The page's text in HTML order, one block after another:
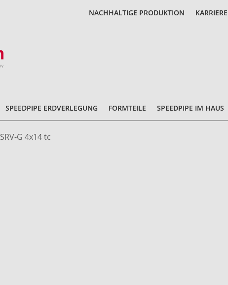
NACHHALTIGE PRODUKTION KARRIERE
SPEEDPIPE ERDVERLEGUNG FORMTEILE SPEEDPIPE IM HAUS
SRV-G 4x14 tc